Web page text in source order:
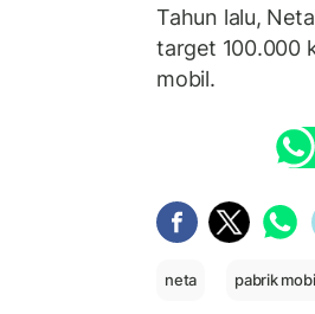
Tahun lalu,
target 100.000
mobil.
neta pabrik